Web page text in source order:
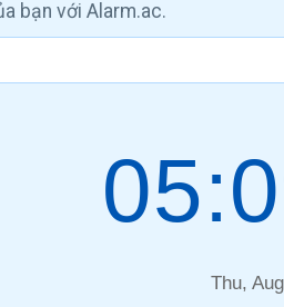
bạn với Alarm.ac.
Thu,